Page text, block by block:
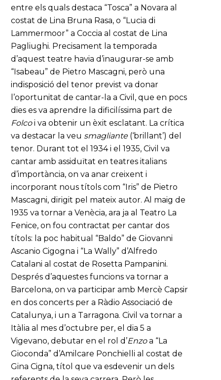
entre els quals destaca “Tosca” a Novara al
costat de Lina Bruna Rasa, o “Lucia di
Lammermoor” a Coccia al costat de Lina
Pagliughi. Precisament la temporada
d’aquest teatre havia d’inaugurar-se amb
“Isabeau” de Pietro Mascagni, però una
indisposició del tenor previst va donar
l’oportunitat de cantar-la a Civil, que en pocs
dies es va aprendre la dificilíssima part de
Folcoi va obtenir un èxit esclatant. La crítica
va destacar la veu smagliante(‘brillant’) del
tenor. Durant tot el 1934 i el 1935, Civil va
cantar amb assiduïtat en teatres italians
d’importància, on va anar creixent i
incorporant nous títols com “Iris” de Pietro
Mascagni, dirigit pel mateix autor. Al maig de
1935 va tornar a Venècia, ara ja al Teatro La
Fenice, on fou contractat per cantar dos
títols: la poc habitual “Baldo” de Giovanni
Ascanio Cigogna i “La Wally” d’Alfredo
Catalani al costat de Rosetta Pampanini.
Després d’aquestes funcions va tornar a
Barcelona, on va participar amb Mercè Capsir
en dos concerts per a Ràdio Associació de
Catalunya, i un a Tarragona. Civil va tornar a
Itàlia al mes d’octubre per, el dia 5 a
Vigevano, debutar en el rol d’Enzoa “La
Gioconda” d’Amilcare Ponchielli al costat de
Gina Cigna, títol que va esdevenir un dels